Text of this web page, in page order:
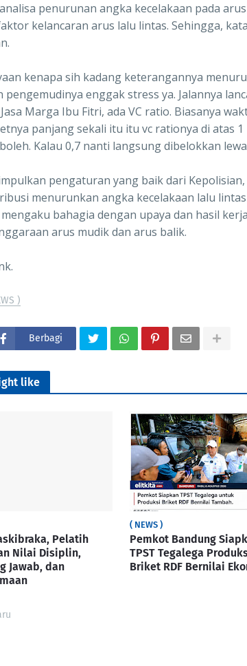
penurunan angka kecelakaan pada
kelancaran arus lalu lintas. Sehingga,
kenapa sih kadang keterangannya
pengemudinya enggak stress ya. Jalannya
Marga Ibu Fitri, ada VC ratio. Biasanya
panjang sekali itu itu vc rationya di atas
Kalau 0,7 nanti langsung dibelokkan
pengaturan yang baik dari
menurunkan angka kecelakaan lalu
bahagia dengan upaya dan hasil
arus mudik dan arus balik.
)
Berbagi
like
Pelatih
Nilai Disiplin,
Jawab, dan
( NEWS )
Pemkot Bandung
TPST Tegalega
Briket RDF Bernilai